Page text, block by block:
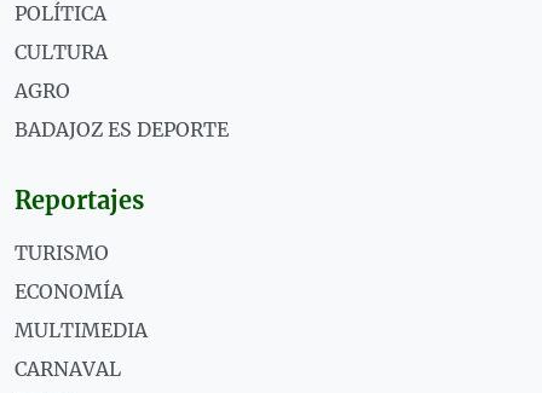
POLÍTICA
CULTURA
AGRO
BADAJOZ ES DEPORTE
Reportajes
TURISMO
ECONOMÍA
MULTIMEDIA
CARNAVAL